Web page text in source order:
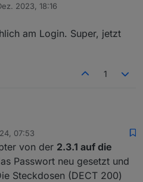
dem Start?
des Users angezeigt sein
etwas stehen, wieviele Geräte
AdapterConfig Seite mal die
dann passt etwas mit login
2023, 18:16
am Login. Super, jetzt
1
07:53
von der 2.3.1 auf die
Passwort neu gesetzt und
Steckdosen (DECT 200)